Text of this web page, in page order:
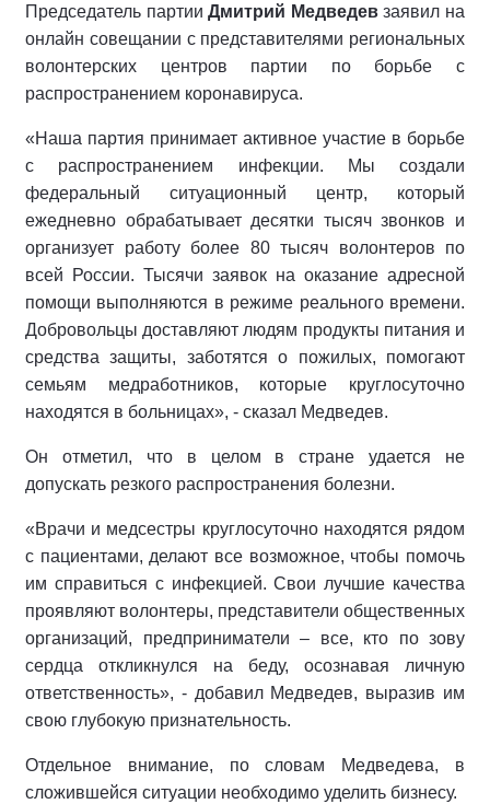
Председатель партииДмитрий Медведевзаявил на
онлайн совещании с представителями региональных
волонтерских центров партии по борьбе с
распространением коронавируса.
«Наша партия принимает активное участие в борьбе
с распространением инфекции. Мы создали
федеральный ситуационный центр, который
ежедневно обрабатывает десятки тысяч звонков и
организует работу более 80 тысяч волонтеров по
всей России. Тысячи заявок на оказание адресной
помощи выполняются в режиме реального времени.
Добровольцы доставляют людям продукты питания и
средства защиты, заботятся о пожилых, помогают
семьям медработников, которые круглосуточно
находятся в больницах», - сказал Медведев.
Он отметил, что в целом в стране удается не
допускать резкого распространения болезни.
«Врачи и медсестры круглосуточно находятся рядом
с пациентами, делают все возможное, чтобы помочь
им справиться с инфекцией. Свои лучшие качества
проявляют волонтеры, представители общественных
организаций, предприниматели – все, кто по зову
сердца откликнулся на беду, осознавая личную
ответственность», - добавил Медведев, выразив им
свою глубокую признательность.
Отдельное внимание, по словам Медведева, в
сложившейся ситуации необходимо уделить бизнесу.